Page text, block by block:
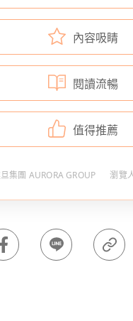
內容吸睛
閱讀流暢
值得推薦
集團 AURORA GROUP 瀏覽